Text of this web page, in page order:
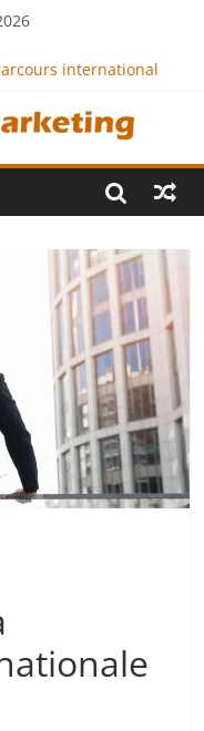
international
se
l’indépendance
comme moteur de
logistiques au service